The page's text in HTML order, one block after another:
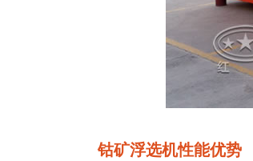
钴矿浮选机性能优势